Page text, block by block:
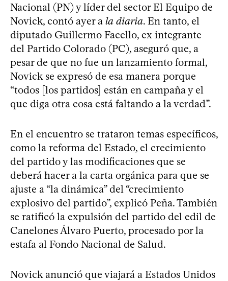
Nacional (PN) y líder del sector El Equipo de
Novick, contó ayer a la diaria. En tanto, el
diputado Guillermo Facello, ex integrante
del Partido Colorado (PC), aseguró que, a
pesar de que no fue un lanzamiento formal,
Novick se expresó de esa manera porque
“todos [los partidos] están en campaña y el
que diga otra cosa está faltando a la verdad”.
En el encuentro se trataron temas específicos,
como la reforma del Estado, el crecimiento
del partido y las modificaciones que se
deberá hacer a la carta orgánica para que se
ajuste a “la dinámica” del “crecimiento
explosivo del partido”, explicó Peña. También
se ratificó la expulsión del partido del edil de
Canelones Álvaro Puerto, procesado por la
estafa al Fondo Nacional de Salud.
Novick anunció que viajará a Estados Unidos